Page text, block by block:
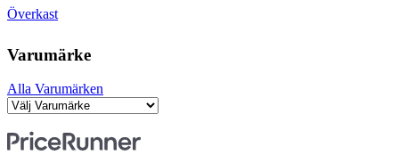
Överkast
Varumärke
Alla Varumärken